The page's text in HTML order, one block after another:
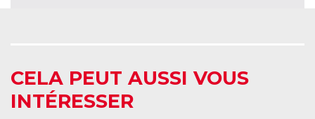
CELA PEUT AUSSI VOUS
INTÉRESSER